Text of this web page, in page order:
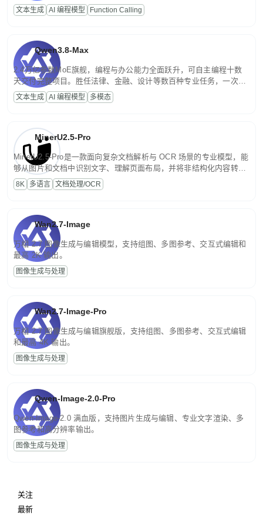
高并发、轻量化任务，适合日常对话、内容创作、基础 RAG、批量
文案处理等普惠刚需场景。
文本生成 AI 编程模型 Function Calling
Qwen3.8-Max
2.4万亿参数MoE旗舰，编程与办公能力全面跃升，可自主编程十数
天交付完整项目。胜任法律、金融、设计等数百种专业任务，一次对
话端到端交付生产级成果。原生视觉理解贯穿规划、执行与验证全流
程，支持超长文档与长视频的深度语义解析。长程任务中自主规划与
文本生成 AI 编程模型 多模态
MinerU2.5-Pro
MinerU2.5-Pro是一款面向复杂文档解析与 OCR 场景的专业模型，能
够从图片和文档中识别文字、理解页面布局，并将非结构化内容转换
为便于存储、检索和二次处理的结构化结果。
8K 多语言 文档处理/OCR
Wan2.7-Image
万相 2.7 图像生成与编辑模型，支持组图、多图参考、交互式编辑和
最高 2K 输出。
图像生成与处理
Wan2.7-Image-Pro
万相 2.7 图像生成与编辑旗舰版，支持组图、多图参考、交互式编辑
和最高 4K 输出。
图像生成与处理
Qwen-Image-2.0-Pro
Qwen-Image-2.0 满血版，支持图片生成与编辑、专业文字渲染、多
图参考和高分辨率输出。
图像生成与处理
关注
最新